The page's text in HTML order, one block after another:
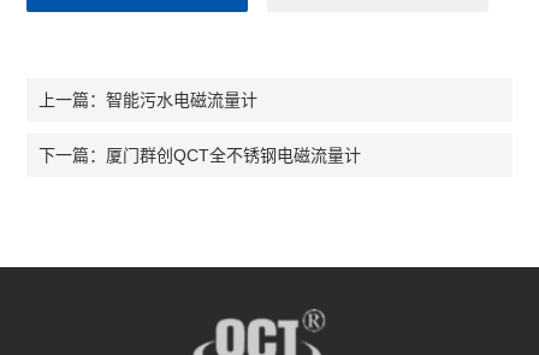
上一篇：智能污水电磁流量计
下一篇： 厦门群创QCT全不锈钢电磁流量计